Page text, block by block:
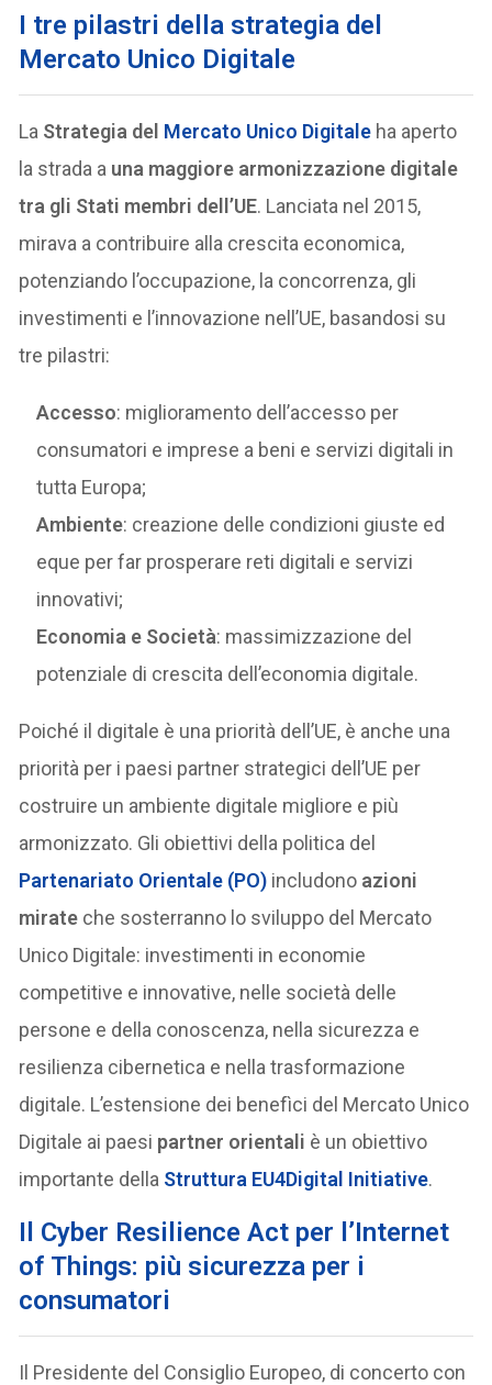
I tre pilastri della strategia del
Mercato Unico Digitale
La Strategia del Mercato Unico Digitale ha aperto
la strada a una maggiore armonizzazione digitale
tra gli Stati membri dell’UE. Lanciata nel 2015,
mirava a contribuire alla crescita economica,
potenziando l’occupazione, la concorrenza, gli
investimenti e l’innovazione nell’UE, basandosi su
tre pilastri:
Accesso: miglioramento dell’accesso per
consumatori e imprese a beni e servizi digitali in
tutta Europa;
Ambiente: creazione delle condizioni giuste ed
eque per far prosperare reti digitali e servizi
innovativi;
Economia e Società: massimizzazione del
potenziale di crescita dell’economia digitale.
Poiché il digitale è una priorità dell’UE, è anche una
priorità per i paesi partner strategici dell’UE per
costruire un ambiente digitale migliore e più
armonizzato. Gli obiettivi della politica del
Partenariato Orientale (PO) includono azioni
mirate che sosterranno lo sviluppo del Mercato
Unico Digitale: investimenti in economie
competitive e innovative, nelle società delle
persone e della conoscenza, nella sicurezza e
resilienza cibernetica e nella trasformazione
digitale. L’estensione dei benefìci del Mercato Unico
Digitale ai paesi partner orientali è un obiettivo
importante della Struttura EU4Digital Initiative.
Il Cyber Resilience Act per l’Internet
of Things: più sicurezza per i
consumatori
Il Presidente del Consiglio Europeo, di concerto con